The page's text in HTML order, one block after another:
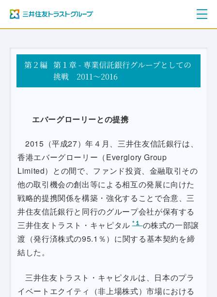
ご挨拶
三井住友トラストグループ100年史
資料編
年表
第２編 第１章 - 専業信託銀行グループとしての
挑戦 2011～2016
エバーグローリーとの提携
2015（平成27）年４月、三井住友信託銀行は、
香港エバーグローリー（Everglory Group
Limited）との間で、ファンド投資、金融取引その
他の取引機会の創出等による相互の発展に向けた
戦略的提携関係を構築・強化することで合意、三
井住友信託銀行と同行のグループ会社が保有する
三井住友トラスト・キャピタル *１ の株式の一部譲
渡（発行済株式の95.1％）に関する基本契約を締
結した。
三井住友トラスト・キャピタルは、日本のプラ
イベートエクイティ（非上場株式）市場における